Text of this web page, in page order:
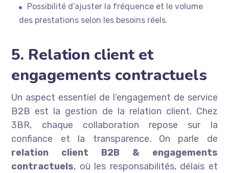
Possibilité d’ajuster la fréquence et le volume
des prestations selon les besoins réels.
5. Relation client et
engagements contractuels
Un aspect essentiel de l’engagement de service
B2B est la gestion de la relation client. Chez
3BR, chaque collaboration repose sur la
confiance et la transparence. On parle de
relation client B2B & engagements
contractuels, où les responsabilités, délais et